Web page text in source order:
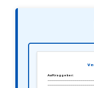
Auftraggeber: